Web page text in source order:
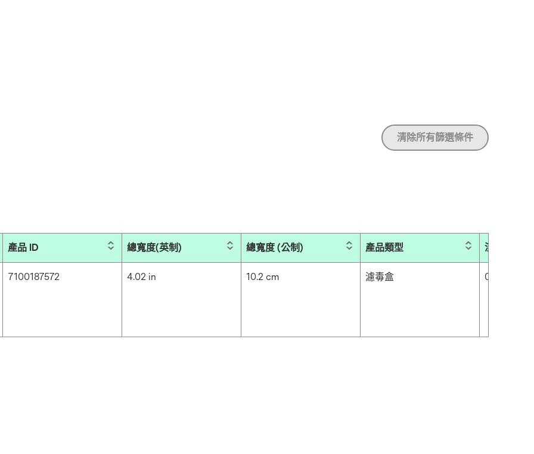
清除所有篩選條件
產品 ID 總寬度(英制) 總寬度 (公制) 產品類型 流量 (英制)
7100187572 4.02 in 10.2 cm 濾毒盒 0.502 gal/